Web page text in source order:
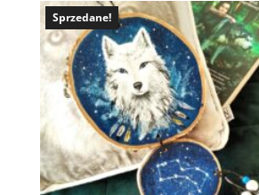
Sprzedane!